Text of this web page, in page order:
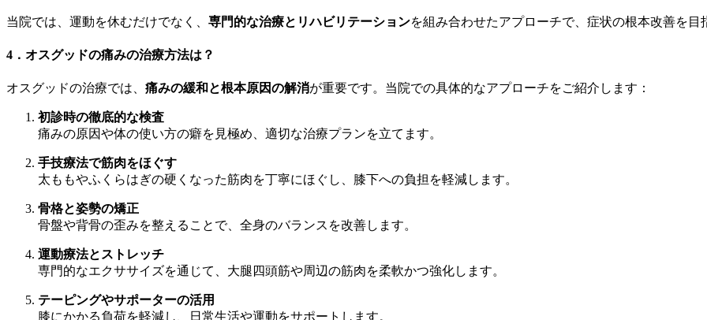
当院では、運動を休むだけでなく、 専門的な治療とリハビリテーションを組み合わせたアプローチで、症状の根本改善を目
4．オスグッドの痛みの治療方法は？
オスグッドの治療では、 痛みの緩和と根本原因の解消が重要です。当院での具体的なアプローチをご紹介します：
初診時の徹底的な検査
痛みの原因や体の使い方の癖を見極め、適切な治療プランを立てます。
手技療法で筋肉をほぐす
太ももやふくらはぎの硬くなった筋肉を丁寧にほぐし、膝下への負担を軽減します。
骨格と姿勢の矯正
骨盤や背骨の歪みを整えることで、全身のバランスを改善します。
運動療法とストレッチ
専門的なエクササイズを通じて、大腿四頭筋や周辺の筋肉を柔軟かつ強化します。
テーピングやサポーターの活用
膝にかかる負荷を軽減し、日常生活や運動をサポートします。